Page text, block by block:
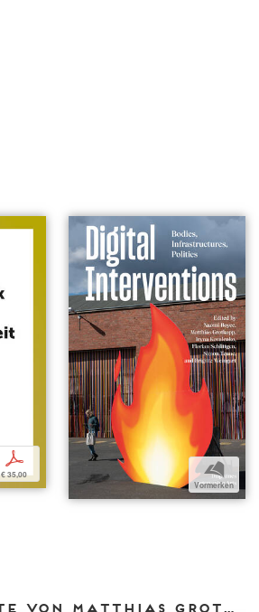
p
€ 35,00 b
Vormerken
Weitere Texte von Matthias Grotkopp bei DIAPHANES